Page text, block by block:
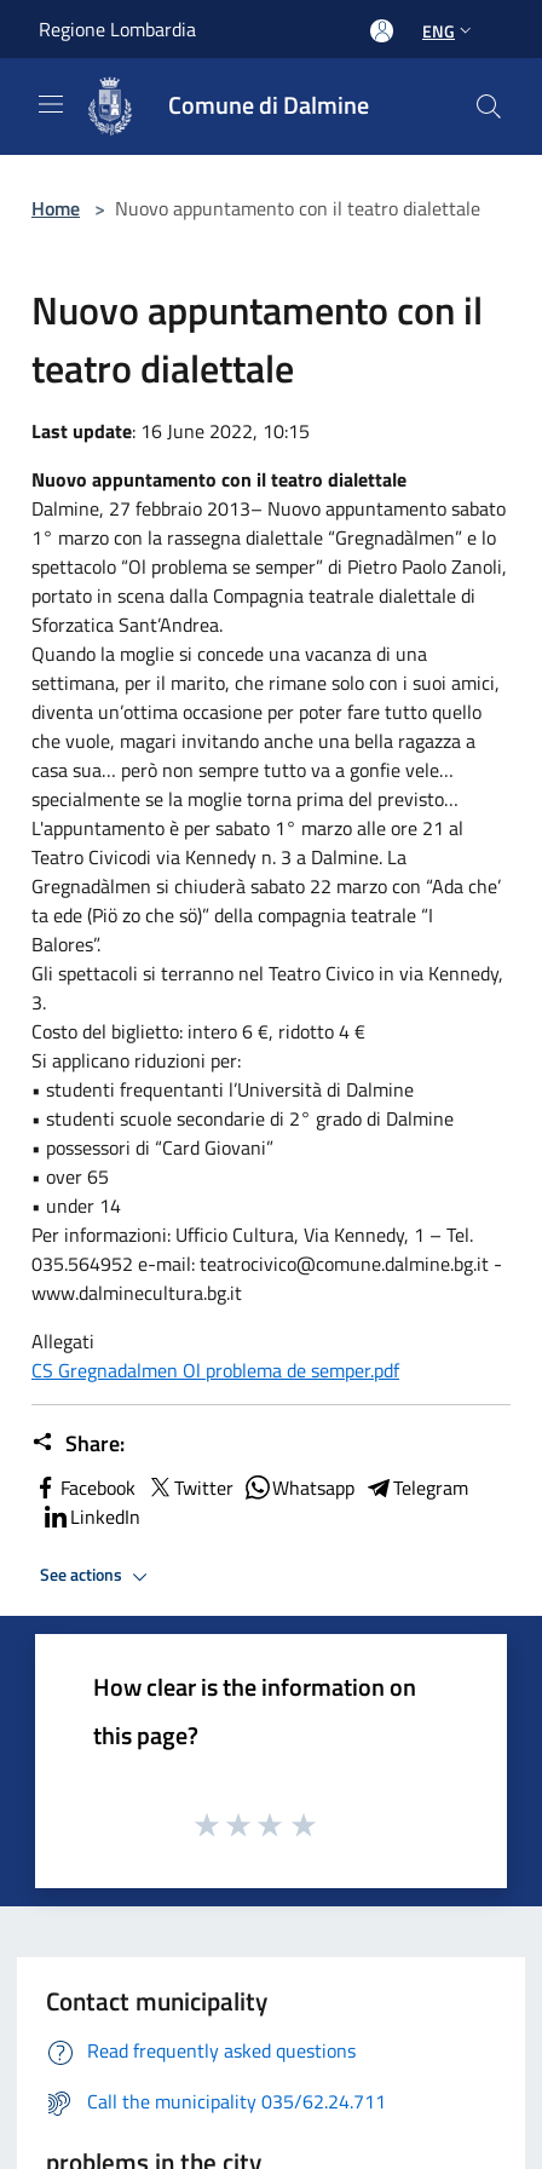
Regione Lombardia ENG
Comune di Dalmine
Home > Nuovo appuntamento con il teatro dialettale
Nuovo appuntamento con il
teatro dialettale
Last update: 16 June 2022, 10:15
Nuovo appuntamento con il teatro dialettale
Dalmine, 27 febbraio 2013– Nuovo appuntamento sabato
1° marzo con la rassegna dialettale “Gregnadàlmen” e lo
spettacolo “Ol problema se semper” di Pietro Paolo Zanoli,
portato in scena dalla Compagnia teatrale dialettale di
Sforzatica Sant’Andrea.
Quando la moglie si concede una vacanza di una
settimana, per il marito, che rimane solo con i suoi amici,
diventa un’ottima occasione per poter fare tutto quello
che vuole, magari invitando anche una bella ragazza a
casa sua… però non sempre tutto va a gonfie vele…
specialmente se la moglie torna prima del previsto…
L'appuntamento è per sabato 1° marzo alle ore 21 al
Teatro Civicodi via Kennedy n. 3 a Dalmine. La
Gregnadàlmen si chiuderà sabato 22 marzo con “Ada che’
ta ede (Piö zo che sö)” della compagnia teatrale “I
Balores”.
Gli spettacoli si terranno nel Teatro Civico in via Kennedy,
3.
Costo del biglietto: intero 6 €, ridotto 4 €
Si applicano riduzioni per:
• studenti frequentanti l’Università di Dalmine
• studenti scuole secondarie di 2° grado di Dalmine
• possessori di “Card Giovani”
• over 65
• under 14
Per informazioni: Ufficio Cultura, Via Kennedy, 1 – Tel.
035.564952 e-mail: teatrocivico@comune.dalmine.bg.it -
www.dalminecultura.bg.it
Allegati
CS Gregnadalmen Ol problema de semper.pdf
Share:
Facebook Twitter Whatsapp
Telegram
LinkedIn
See actions
How clear is the information on
this page?
Contact municipality
Read frequently asked questions
Call the municipality 035/62.24.711